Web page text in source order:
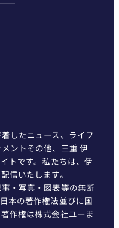
したニュース、ライフ
ントその他、三重 伊
トです。私たちは、伊
信いたします。
・写真・図表等の無断
本の著作権法並びに国
作権は株式会社ユーま